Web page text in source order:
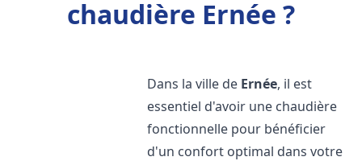
chaudière Ernée ?
Dans la ville de Ernée, il est
essentiel d'avoir une chaudière
fonctionnelle pour bénéficier
d'un confort optimal dans votre